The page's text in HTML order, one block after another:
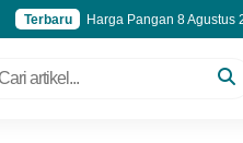
Terbaru
Harga Pangan 8 Agustus
BPS Catat Pekerja Paruh